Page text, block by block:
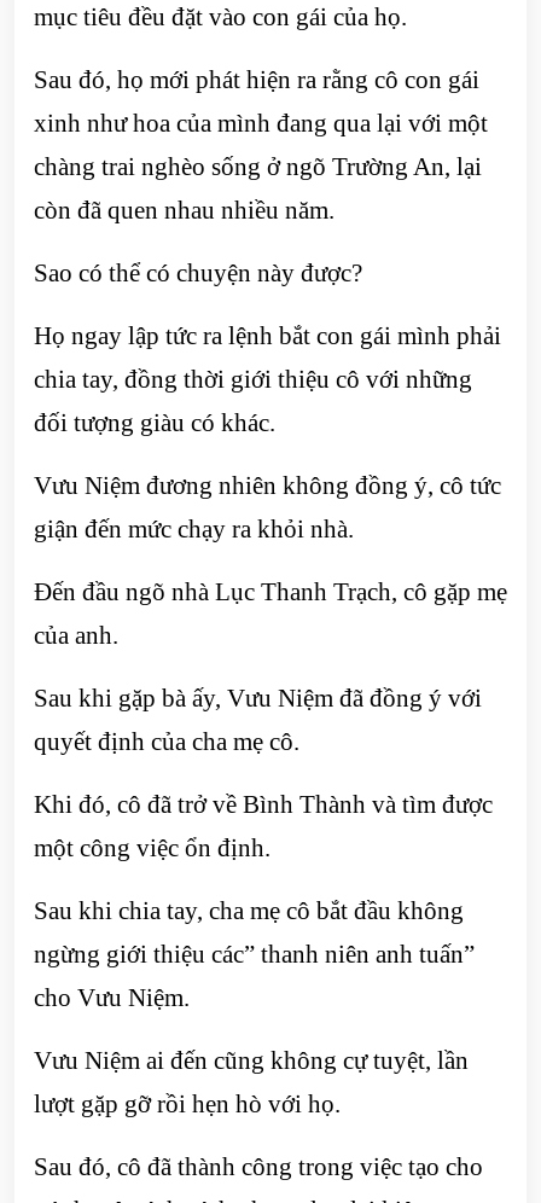
mục tiêu đều đặt vào con gái của họ.
Sau đó, họ mới phát hiện ra rằng cô con gái
xinh như hoa của mình đang qua lại với một
chàng trai nghèo sống ở ngõ Trường An, lại
còn đã quen nhau nhiều năm.
Sao có thể có chuyện này được?
Họ ngay lập tức ra lệnh bắt con gái mình phải
chia tay, đồng thời giới thiệu cô với những
đối tượng giàu có khác.
Vưu Niệm đương nhiên không đồng ý, cô tức
giận đến mức chạy ra khỏi nhà.
Đến đầu ngõ nhà Lục Thanh Trạch, cô gặp mẹ
của anh.
Sau khi gặp bà ấy, Vưu Niệm đã đồng ý với
quyết định của cha mẹ cô.
Khi đó, cô đã trở về Bình Thành và tìm được
một công việc ổn định.
Sau khi chia tay, cha mẹ cô bắt đầu không
ngừng giới thiệu các” thanh niên anh tuấn”
cho Vưu Niệm.
Vưu Niệm ai đến cũng không cự tuyệt, lần
lượt gặp gỡ rồi hẹn hò với họ.
Sau đó, cô đã thành công trong việc tạo cho